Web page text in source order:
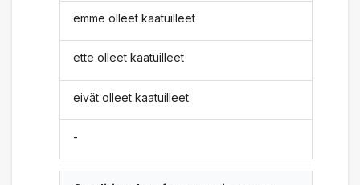
emme olleet kaatuilleet
ette olleet kaatuilleet
eivät olleet kaatuilleet
-